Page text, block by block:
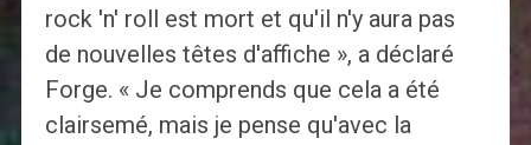
rock 'n' roll est mort et qu'il n'y aura pas
de nouvelles têtes d'affiche », a déclaré
Forge. « Je comprends que cela a été
clairsemé, mais je pense qu'avec la